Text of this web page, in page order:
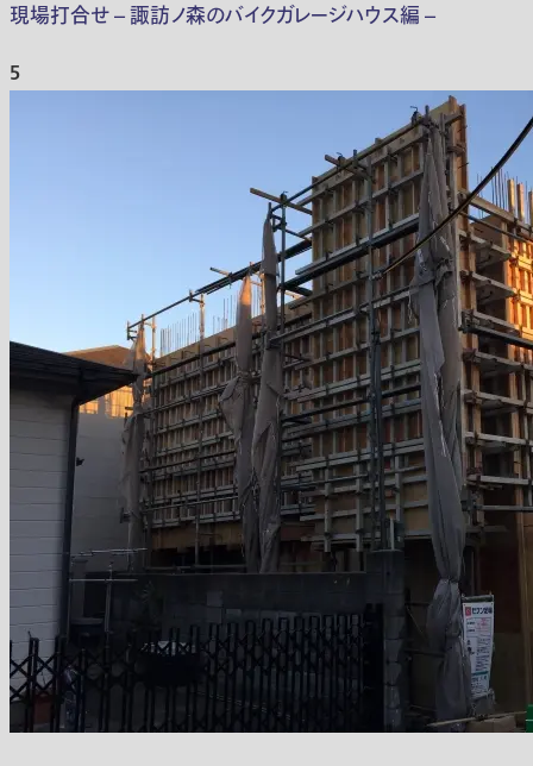
現場打合せ – 諏訪ノ森のバイクガレージハウス編 –
5